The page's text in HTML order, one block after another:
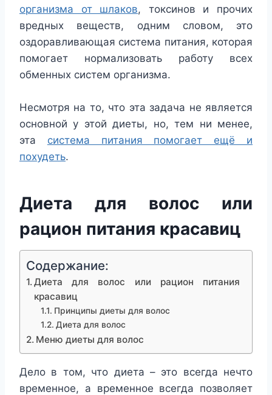
организма от шлаков, токсинов и прочих
вредных веществ, одним словом, это
оздоравливающая система питания, которая
помогает нормализовать работу всех
обменных систем организма.
Несмотря на то, что эта задача не является
основной у этой диеты, но, тем ни менее,
эта система питания помогает ещё и
похудеть.
Диета для волос или
рацион питания красавиц
Содержание:
Диета для волос или рацион питания
красавиц
Принципы диеты для волос
Диета для волос
Меню диеты для волос
Дело в том, что диета – это всегда нечто
временное, а временное всегда позволяет